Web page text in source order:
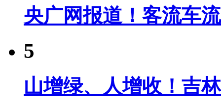
央广网报道！客流车
5
山增绿、人增收！吉